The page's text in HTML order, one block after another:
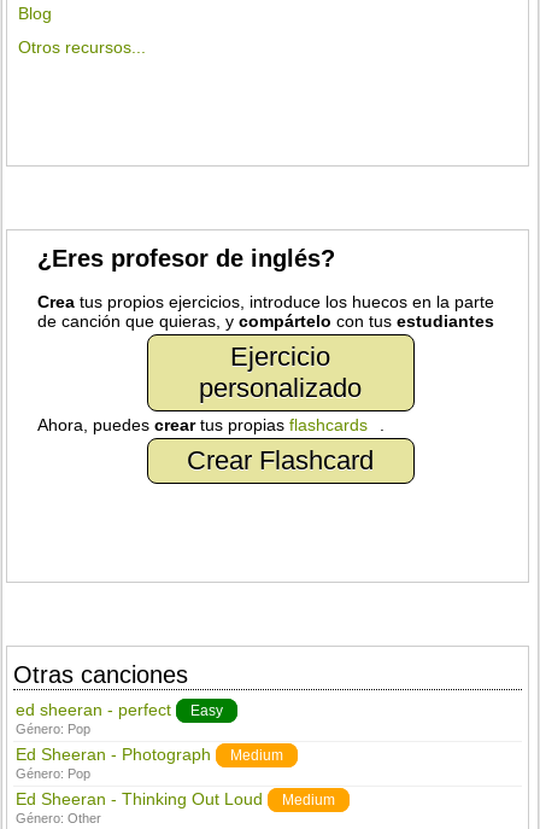
Blog
Otros recursos...
¿Eres profesor de inglés?
Crea tus propios ejercicios, introduce los huecos en la parte
de canción que quieras, ycompártelo con tusestudiantes
Ejercicio
personalizado
Ahora, puedescreartus propiasflashcards
Crear Flashcard
Otras canciones
ed sheeran - perfect Easy
Género: Pop
Ed Sheeran - Photograph Medium
Género: Pop
Ed Sheeran - Thinking Out Loud Medium
Género:Other